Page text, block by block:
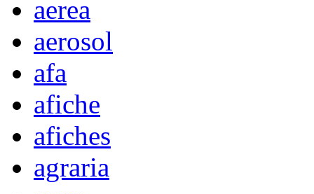
aerea
aerosol
afa
afiche
afiches
agraria